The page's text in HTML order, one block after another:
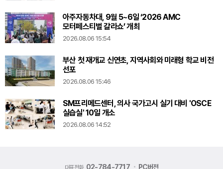
아주자동차대, 9월 5~6일 ‘2026 AMC
모터페스티벌 갈라쇼’ 개최
2026.08.06 15:54
부산 첫 재개교 신연초, 지역사회와 미래형 학교 비전
선포
2026.08.06 15:46
SM프리메드센터, 의사 국가고시 실기 대비 'OSCE
실습실' 10일 개소
2026.08.06 14:52
02-784-7717 PC버전